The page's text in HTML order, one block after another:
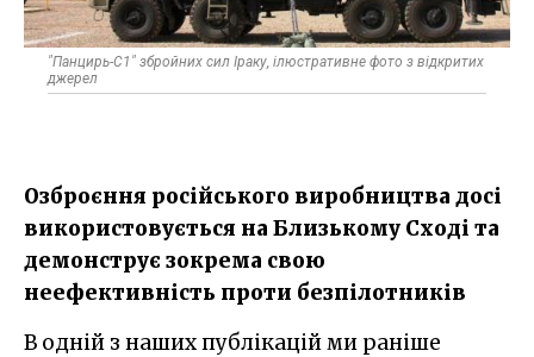
"Панцирь-С1" збройних сил Іраку, ілюстративне фото з відкритих
джерел
Озброєння російського виробництва досі
використовується на Близькому Сході та
демонструє зокрема свою
неефективність проти безпілотників
В одній з наших публікацій ми раніше